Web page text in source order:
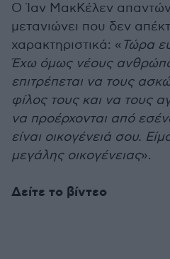
Ο Ίαν ΜακΚέλεν
μετανιώνει που δεν
χαρακτηριστικά: « Τώρα
Έχω όμως νέους
επιτρέπεται να τους
φίλος τους και να τους
να προέρχονται από
είναι οικογένειά σου.
μεγάλης οικογένειας».
Δείτε το βίντεο